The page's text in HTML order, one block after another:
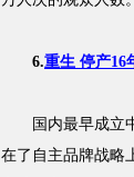
6.重生 停产16
国内最早成立中
在了自主品牌战略